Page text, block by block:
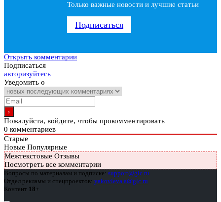
Только важные новости и лучшие статьи
Подписаться
Открыть комментарии
Подписаться
авторизуйтесь
Уведомить о
Пожалуйста, войдите, чтобы прокомментировать
0 комментариев
Старые
Новые Популярные
Межтекстовые Отзывы
Посмотреть все комментарии
Вопросы по материалам и подписке: support@glc.ru
Отдел рекламы и спецпроектов: yakovleva.a@glc.ru
Контент 18+